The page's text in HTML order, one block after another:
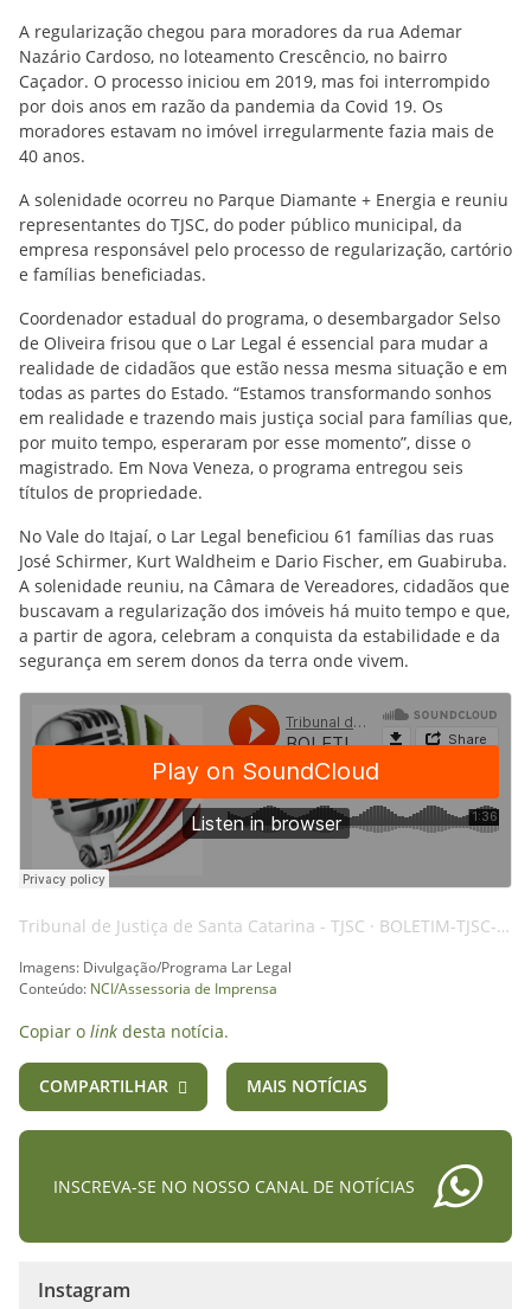
A regularização chegou para moradores da rua Ademar
Nazário Cardoso, no loteamento Crescêncio, no bairro
Caçador. O processo iniciou em 2019, mas foi interrompido
por dois anos em razão da pandemia da Covid 19. Os
moradores estavam no imóvel irregularmente fazia mais de
40 anos.
A solenidade ocorreu no Parque Diamante + Energia e reuniu
representantes do TJSC, do poder público municipal, da
empresa responsável pelo processo de regularização, cartório
e famílias beneficiadas.
Coordenador estadual do programa, o desembargador Selso
de Oliveira frisou que o Lar Legal é essencial para mudar a
realidade de cidadãos que estão nessa mesma situação e em
todas as partes do Estado. “Estamos transformando sonhos
em realidade e trazendo mais justiça social para famílias que,
por muito tempo, esperaram por esse momento”, disse o
magistrado. Em Nova Veneza, o programa entregou seis
títulos de propriedade.
No Vale do Itajaí, o Lar Legal beneficiou 61 famílias das ruas
José Schirmer, Kurt Waldheim e Dario Fischer, em Guabiruba.
A solenidade reuniu, na Câmara de Vereadores, cidadãos que
buscavam a regularização dos imóveis há muito tempo e que,
a partir de agora, celebram a conquista da estabilidade e da
segurança em serem donos da terra onde vivem.
Tribunal de Justiça de Santa Catarina - TJSC · BOLETIM-TJSC-31MAR25-LAR-AI
Imagens: Divulgação/Programa Lar Legal
Conteúdo: NCI/Assessoria de Imprensa
Copiar o link desta notícia.
COMPARTILHAR MAIS NOTÍCIAS
INSCREVA-SE NO NOSSO CANAL DE NOTÍCIAS
Instagram